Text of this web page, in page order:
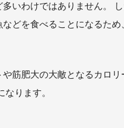
いわけではありません。
どを食べることになるため
筋肥大の大敵となるカロリ
ります。